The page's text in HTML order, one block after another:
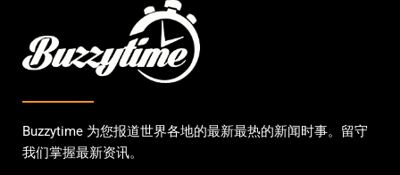
Buzzytime 为您报道世界各地的最新最热的新闻时事。留守
我们掌握最新资讯。